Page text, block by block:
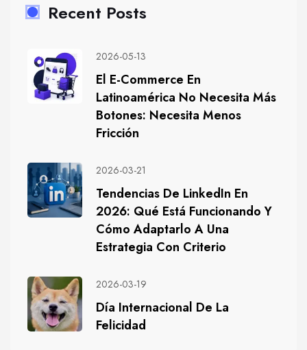
Recent Posts
2026-05-13
El E-Commerce En
Latinoamérica No Necesita Más
Botones: Necesita Menos
Fricción
2026-03-21
Tendencias De LinkedIn En
2026: Qué Está Funcionando Y
Cómo Adaptarlo A Una
Estrategia Con Criterio
2026-03-19
Día Internacional De La
Felicidad